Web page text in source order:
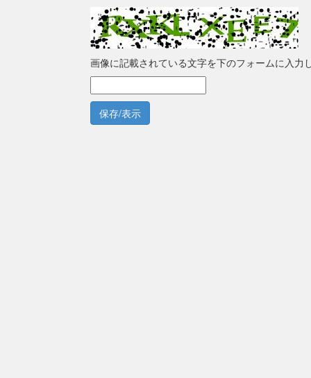
画像に記載されている文字を下のフォームに入力
保存/表示